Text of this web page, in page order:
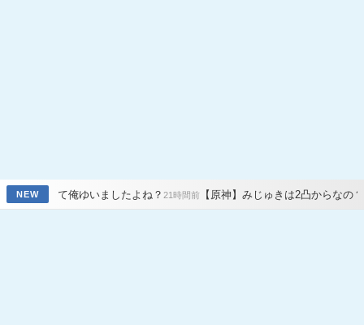
NEW
いましたよね？21時間前 【原神】みじゅきは2凸からなの？無凸じゃだめす